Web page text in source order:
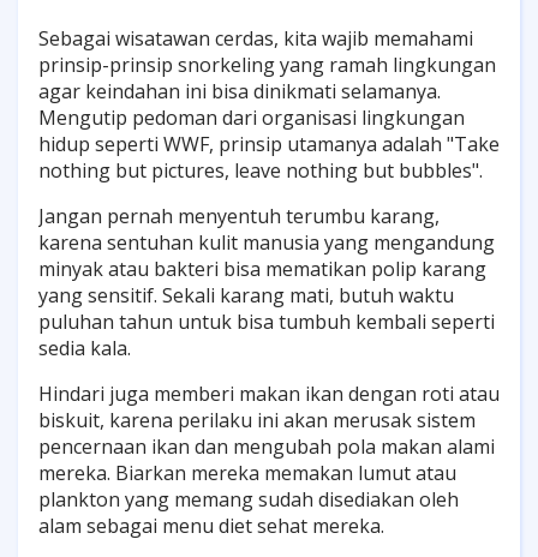
Sebagai wisatawan cerdas, kita wajib memahami
prinsip-prinsip snorkeling yang ramah lingkungan
agar keindahan ini bisa dinikmati selamanya.
Mengutip pedoman dari organisasi lingkungan
hidup seperti WWF, prinsip utamanya adalah "Take
nothing but pictures, leave nothing but bubbles".
Jangan pernah menyentuh terumbu karang,
karena sentuhan kulit manusia yang mengandung
minyak atau bakteri bisa mematikan polip karang
yang sensitif. Sekali karang mati, butuh waktu
puluhan tahun untuk bisa tumbuh kembali seperti
sedia kala.
Hindari juga memberi makan ikan dengan roti atau
biskuit, karena perilaku ini akan merusak sistem
pencernaan ikan dan mengubah pola makan alami
mereka. Biarkan mereka memakan lumut atau
plankton yang memang sudah disediakan oleh
alam sebagai menu diet sehat mereka.